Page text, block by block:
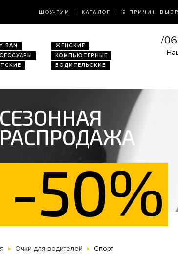
ШОУ-РУМ КАТАЛОГ 9 ПРИЧИН
BAN
ЖЕНСКИЕ
КОМПЬЮТЕРНЫЕ
ВОДИТЕЛЬСКИЕ
СЕЗОННАЯ
РАСПРОДАЖА
-50%
Очки для водителей Спорт